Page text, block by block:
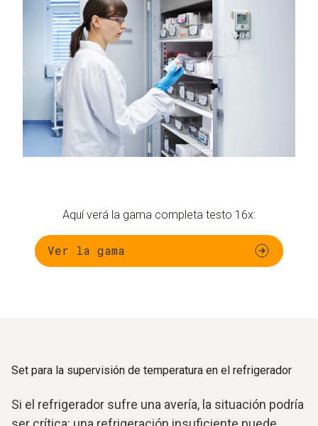
Aquí verá la gama completa testo 16x:
Ver la gama
Set para la supervisión de temperatura en el refrigerador
Si el refrigerador sufre una avería, la situación podría